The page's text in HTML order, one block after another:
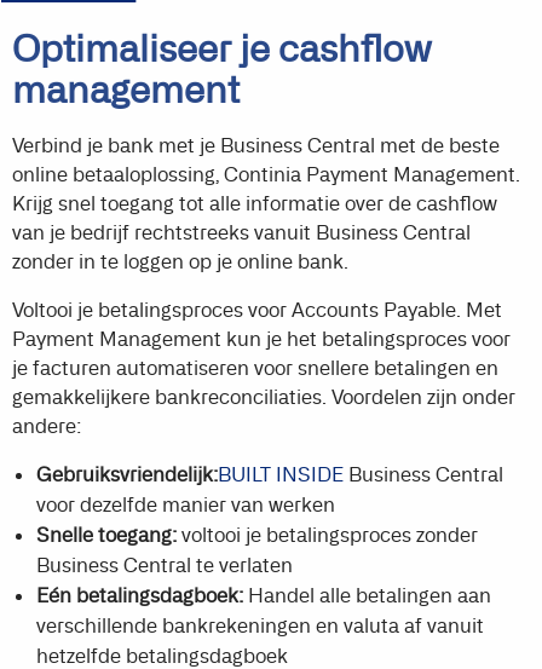
Optimaliseer je cashflow
management
Verbind je bank met je Business Central met de beste
online betaaloplossing, Continia Payment Management.
Krijg snel toegang tot alle informatie over de cashflow
van je bedrijf rechtstreeks vanuit Business Central
zonder in te loggen op je online bank.
Voltooi je betalingsproces voor Accounts Payable. Met
Payment Management kun je het betalingsproces voor
je facturen automatiseren voor snellere betalingen en
gemakkelijkere bankreconciliaties. Voordelen zijn onder
andere:
Gebruiksvriendelijk:BUILT INSIDE Business Central
voor dezelfde manier van werken
Snelle toegang: voltooi je betalingsproces zonder
Business Central te verlaten
Eén betalingsdagboek: Handel alle betalingen aan
verschillende bankrekeningen en valuta af vanuit
hetzelfde betalingsdagboek